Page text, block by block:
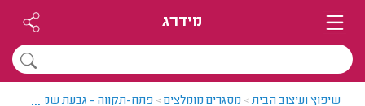
מידרג
שיפוץ ועיצוב הבית> מסגרים מומלצים> פתח-תקווה - גבעת שמואל >
...